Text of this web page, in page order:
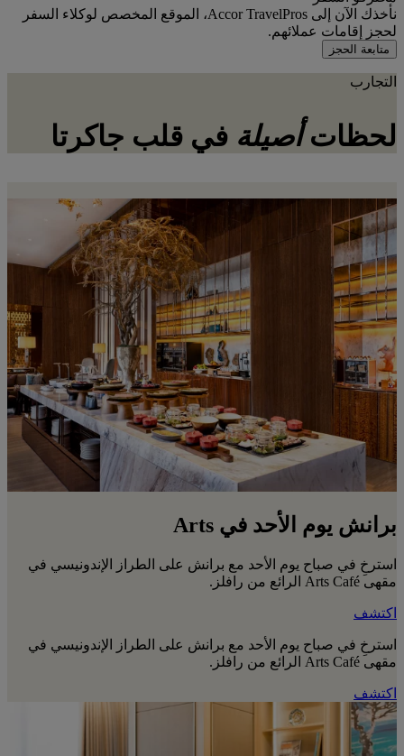
نأخذك الآن إلى Accor TravelPros، الموقع المخصص لوكلاء السفر
لحجز إقامات عملائهم.
متابعة الحجز
التجارب
لحظاتأصيلة في قلب جاكرتا
برانش يوم الأحد في Arts
استرخِ في صباح يوم الأحد مع برانش على الطراز الإندونيسي في
مقهى Arts Café الرائع من رافلز.
اكتشف
استرخِ في صباح يوم الأحد مع برانش على الطراز الإندونيسي في
مقهى Arts Café الرائع من رافلز.
اكتشف